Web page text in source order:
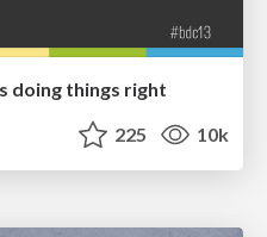
doing things right
225 10k